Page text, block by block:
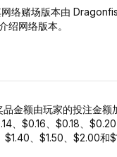
络赌场版本由
网络版本。
金额由玩家的投注金额
、$0.16、$0.18、
、$1.50、$2.00和